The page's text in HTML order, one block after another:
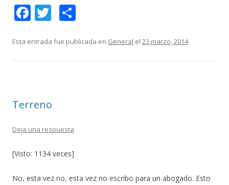
F
e
k
T
itt m
Esta entrada fue publicada en General el 23 marzo, 2014.
Terreno
Deja una respuesta
[Visto: 1134 veces]
No, esta vez no, esta vez no escribo para un abogado. Esto